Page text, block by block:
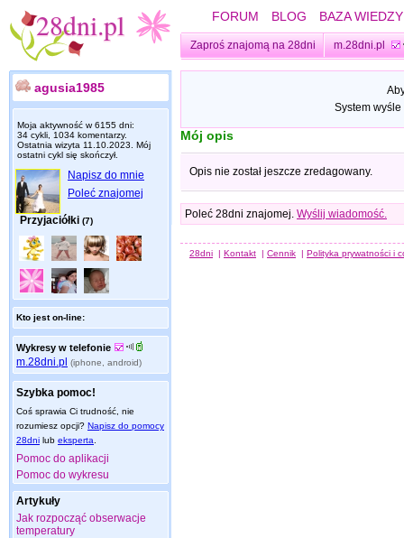
FORUM BLOG BAZA WIEDZY
Zaproś znajomą na 28dni m.28dni.pl
agusia1985
Moja aktywność w 6155 dni:
34 cykli, 1034 komentarzy.
Ostatnia wizyta 11.10.2023 . Mój
ostatni cykl się skończył.
Napisz do mnie
Poleć znajomej
Przyjaciółki (7)
Kto jest on-line:
Wykresy w telefonie
m.28dni.pl (iphone, android)
Szybka pomoc!
Coś sprawia Ci trudność, nie
rozumiesz opcji? Napisz do pomocy
28dni lub eksperta
Pomoc do aplikacji
Pomoc do wykresu
Artykuły
Jak rozpocząć obserwacje
temperatury
System
Mój opis
Opis nie został jeszcze zredagowany.
Poleć 28dni znajomej. Wyślij wiadomość.
28dni | Kontakt | Cennik | Polityka prywatności i